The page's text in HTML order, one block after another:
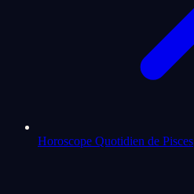
Horoscope Quotidien de Pisces